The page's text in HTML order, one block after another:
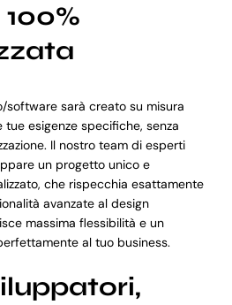
software sarà creato su misura
esigenze specifiche, senza
Il nostro team di esperti
un progetto unico e
che rispecchia esattamente
avanzate al design
massima flessibilità e un
al tuo business.